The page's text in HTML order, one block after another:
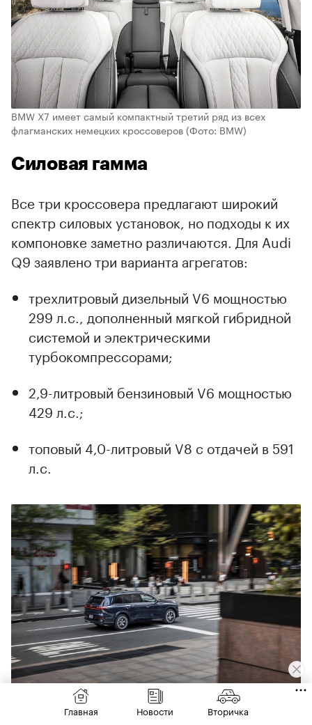
BMW X7 имеет самый компактный третий ряд из всех
флагманских немецких кроссоверов(Фото: BMW)
Силовая гамма
Все три кроссовера предлагают широкий
спектр силовых установок, но подходы к их
компоновке заметно различаются. Для Audi
Q9 заявлено три варианта агрегатов:
трехлитровый дизельный V6 мощностью
299 л.с., дополненный мягкой гибридной
системой и электрическими
турбокомпрессорами;
2,9-литровый бензиновый V6 мощностью
429 л.с.;
топовый 4,0-литровый V8 с отдачей в 591
л.с.
В целом все модели имеют несколько модификаций — и
бензиновые, и дизельные
(Фото: Audi AG)
Главная Новости Вторичка